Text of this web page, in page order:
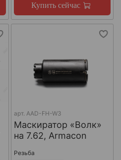
Купить сейчас
арт. AAD-FH-W3
Маскиратор «Волк»
на 7.62, Armacon
Резьба